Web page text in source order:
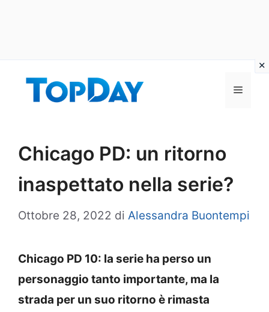
Menu
Chicago PD: un ritorno
inaspettato nella serie?
Ottobre 28, 2022 di Alessandra Buontempi
Chicago PD 10: la serie ha perso un
personaggio tanto importante, ma la
strada per un suo ritorno è rimasta